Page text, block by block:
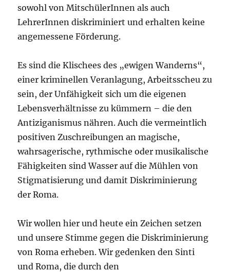
sowohl von MitschülerInnen als auch
LehrerInnen diskriminiert und erhalten keine
angemessene Förderung.
Es sind die Klischees des „ewigen Wanderns“,
einer kriminellen Veranlagung, Arbeitsscheu zu
sein, der Unfähigkeit sich um die eigenen
Lebensverhältnisse zu kümmern – die den
Antiziganismus nähren. Auch die vermeintlich
positiven Zuschreibungen an magische,
wahrsagerische, rythmische oder musikalische
Fähigkeiten sind Wasser auf die Mühlen von
Stigmatisierung und damit Diskriminierung
der Roma.
Wir wollen hier und heute ein Zeichen setzen
und unsere Stimme gegen die Diskriminierung
von Roma erheben. Wir gedenken den Sinti
und Roma, die durch den